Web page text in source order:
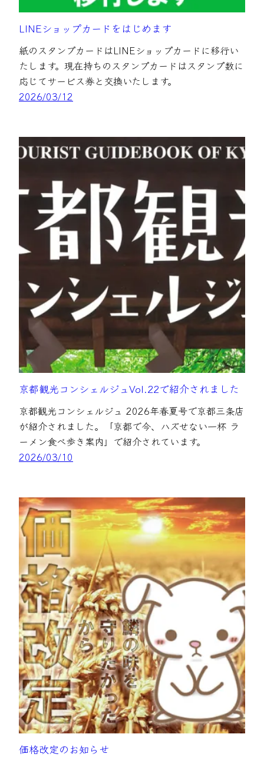
LINEショップカードをはじめます
紙のスタンプカードはLINEショップカードに移行い
たします。現在持ちのスタンプカードはスタンプ数に
応じてサービス券と交換いたします。
2026/03/12
京都観光コンシェルジュVol.22で紹介されました
京都観光コンシェルジュ 2026年春夏号で京都三条店
が紹介されました。「京都で今、ハズせない一杯 ラ
ーメン食べ歩き案内」で紹介されています。
2026/03/10
価格改定のお知らせ